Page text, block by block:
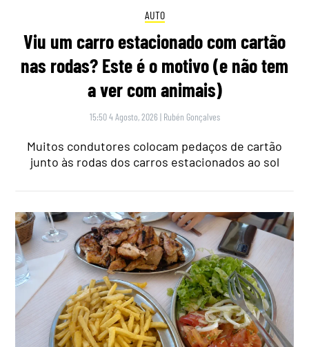
AUTO
Viu um carro estacionado com cartão
nas rodas? Este é o motivo (e não tem
a ver com animais)
15:50 4 Agosto, 2026 | Rubén Gonçalves
Muitos condutores colocam pedaços de cartão
junto às rodas dos carros estacionados ao sol